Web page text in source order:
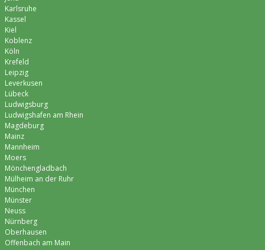
Karlsruhe
Kassel
Kiel
Koblenz
Köln
Krefeld
Leipzig
Leverkusen
Lübeck
Ludwigsburg
Ludwigshafen am Rhein
Magdeburg
Mainz
Mannheim
Moers
Mönchen­gladbach
Mülheim an der Ruhr
München
Münster
Neuss
Nürnberg
Oberhausen
Offenbach am Main